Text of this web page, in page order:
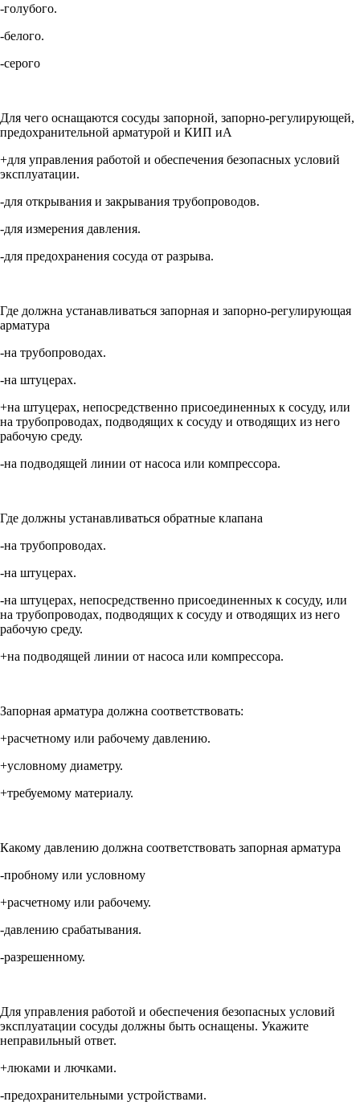
-голубого.
-белого.
-серого
Для чего оснащаются сосуды запорной, запорно-регулирующей,
предохранительной арматурой и КИП иА
+для управления работой и обеспечения безопасных условий
эксплуатации.
-для открывания и закрывания трубопроводов.
-для измерения давления.
-для предохранения сосуда от разрыва.
Где должна устанавливаться запорная и запорно-регулирующая
арматура
-на трубопроводах.
-на штуцерах.
+на штуцерах, непосредственно присоединенных к сосуду, или
на трубопроводах, подводящих к сосуду и отводящих из него
рабочую среду.
-на подводящей линии от насоса или компрессора.
Где должны устанавливаться обратные клапана
-на трубопроводах.
-на штуцерах.
-на штуцерах, непосредственно присоединенных к сосуду, или
на трубопроводах, подводящих к сосуду и отводящих из него
рабочую среду.
+на подводящей линии от насоса или компрессора.
Запорная арматура должна соответствовать:
+расчетному или рабочему давлению.
+условному диаметру.
+требуемому материалу.
Какому давлению должна соответствовать запорная арматура
-пробному или условному
+расчетному или рабочему.
-давлению срабатывания.
-разрешенному.
Для управления работой и обеспечения безопасных условий
эксплуатации сосуды должны быть оснащены. Укажите
неправильный ответ.
+люками и лючками.
-предохранительными устройствами.